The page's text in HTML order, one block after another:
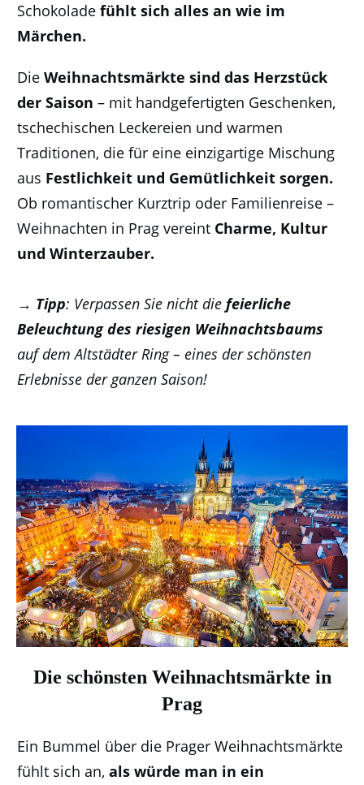
Schokolade fühlt sich alles an wie im
Märchen.
Die Weihnachtsmärkte sind das Herzstück
der Saison – mit handgefertigten Geschenken,
tschechischen Leckereien und warmen
Traditionen, die für eine einzigartige Mischung
aus Festlichkeit und Gemütlichkeit sorgen.
Ob romantischer Kurztrip oder Familienreise –
Weihnachten in Prag vereint Charme, Kultur
und Winterzauber.
→ Tipp: Verpassen Sie nicht die feierliche
Beleuchtung des riesigen Weihnachtsbaums
auf dem Altstädter Ring – eines der schönsten
Erlebnisse der ganzen Saison!
Die schönsten Weihnachtsmärkte in
Prag
Ein Bummel über die Prager Weihnachtsmärkte
fühlt sich an, als würde man in ein